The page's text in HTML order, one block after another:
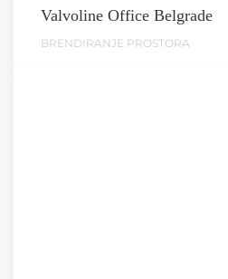
Valvoline Office Belgrade
BRENDIRANJE PROSTORA